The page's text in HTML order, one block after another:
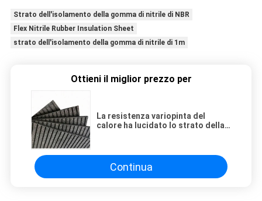
Strato dell'isolamento della gomma di nitrile di NBR
Flex Nitrile Rubber Insulation Sheet
strato dell'isolamento della gomma di nitrile di 1m
Ottieni il miglior prezzo per
La resistenza variopinta del
calore ha lucidato lo strato della
Continua